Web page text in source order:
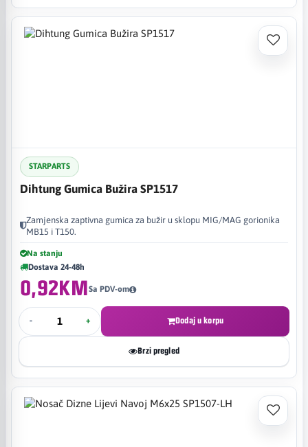
STARPARTS
Dihtung Gumica Bužira SP1517
Zamjenska zaptivna gumica za bužir u sklopu MIG/MAG gorionika
MB15 i T150.
Na stanju
Dostava 24-48h
0,92KMSa PDV-om
- + Dodaj u korpu
Brzi pregled